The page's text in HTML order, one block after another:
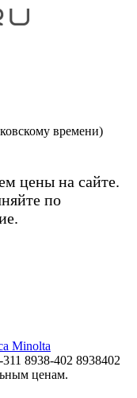
времени)
цены на сайте.
по
Minolta
8938-402 8938402
ценам.